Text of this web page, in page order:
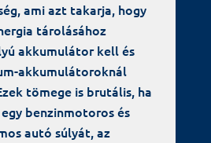
ami azt takarja, hogy
tárolásához
akkumulátor kell és
akkumulátoroknál
tömege is brutális, ha
benzinmotoros és
autó súlyát, az